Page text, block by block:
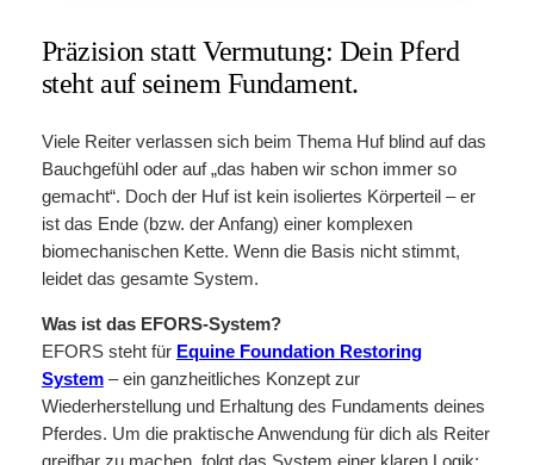
Präzision statt Vermutung: Dein Pferd
steht auf seinem Fundament.
Viele Reiter verlassen sich beim Thema Huf blind auf das
Bauchgefühl oder auf „das haben wir schon immer so
gemacht“. Doch der Huf ist kein isoliertes Körperteil – er
ist das Ende (bzw. der Anfang) einer komplexen
biomechanischen Kette. Wenn die Basis nicht stimmt,
leidet das gesamte System.
Was ist das EFORS-System?
EFORS steht für Equine Foundation Restoring
System– ein ganzheitliches Konzept zur
Wiederherstellung und Erhaltung des Fundaments deines
Pferdes. Um die praktische Anwendung für dich als Reiter
greifbar zu machen, folgt das System einer klaren Logik: